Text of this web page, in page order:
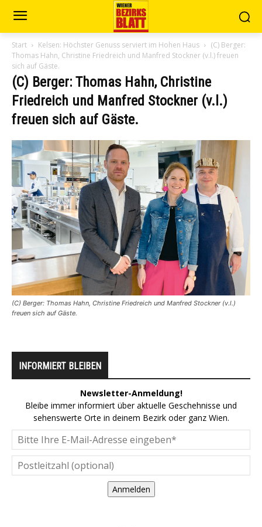
Start Kelsen: Höchster Genuss serviert im Hohen Haus
(C) Berger:
Thomas Hahn, Christine Friedreich und Manfred Stockner (v.l.) freuen
sich auf Gäste.
(C) Berger: Thomas Hahn, Christine
Friedreich und Manfred Stockner (v.l.)
freuen sich auf Gäste.
(C) Berger: Thomas Hahn, Christine Friedreich und Manfred Stockner (v.l.)
freuen sich auf Gäste.
INFORMIERT BLEIBEN
Newsletter-Anmeldung!
Bleibe immer informiert über aktuelle Geschehnisse und
sehenswerte Orte in deinem Bezirk oder ganz Wien.
Anmelden